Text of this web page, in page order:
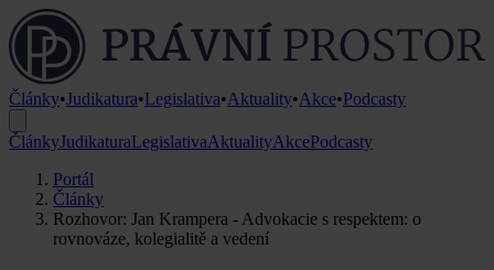
Články•Judikatura•Legislativa•Aktuality•Akce•Podcasty
ČlánkyJudikaturaLegislativaAktualityAkcePodcasty
Portál
Články
Rozhovor: Jan Krampera - Advokacie s respektem: o
rovnováze, kolegialitě a vedení